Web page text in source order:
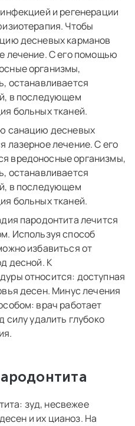
и регенерации
Чтобы
десневых карманов
лечение. С его помощью
организмы,
останавливается
в последующем
больных тканей.
санацию десневых
лазерное лечение. С его
вредоносные организмы,
останавливается
в последующем
больных тканей.
пародонтита лечится
Используя способ
избавиться от
десной. К
относится: доступная
десен. Минус лечения
врач работает
силу удалить глубоко
зуд, несвежее
и их цианоз. На